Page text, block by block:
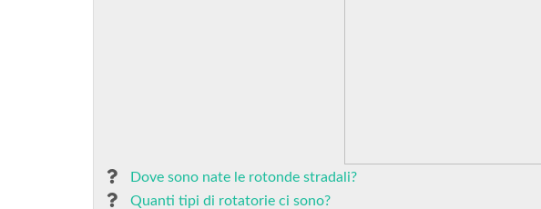
Dove sono nate le rotonde stradali?
Quanti tipi di rotatorie ci sono?